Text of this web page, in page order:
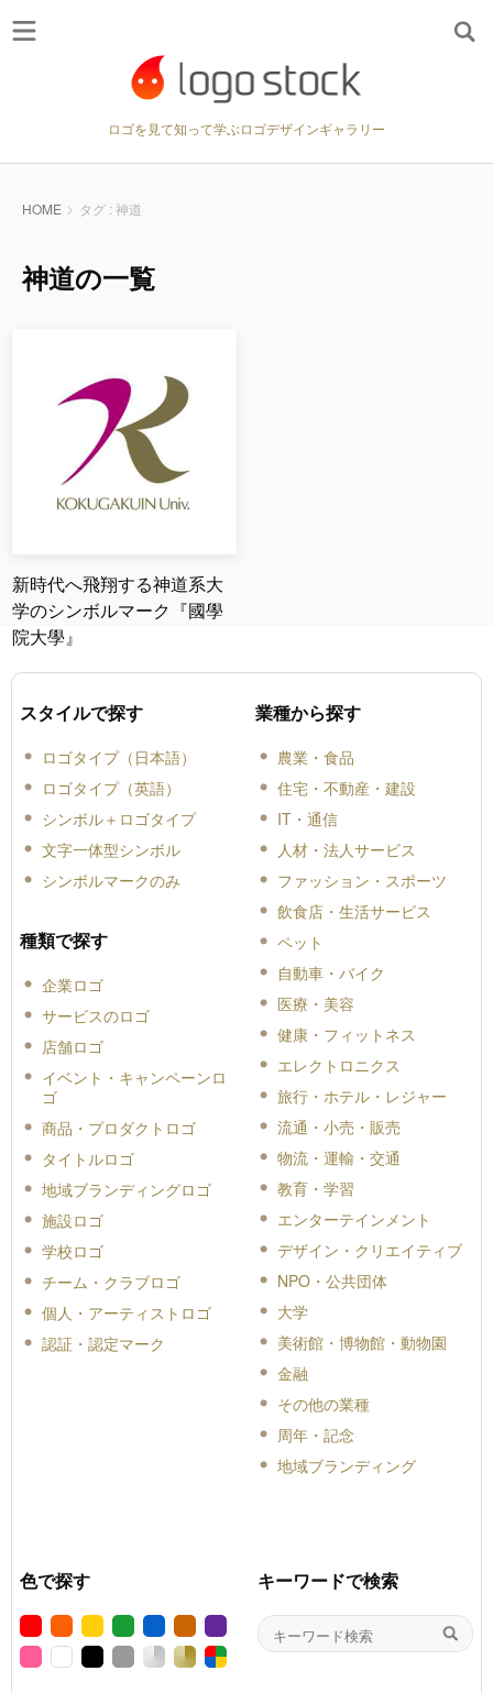
ロゴを見て知って学ぶロゴデザインギャラリー
HOME タグ : 神道
神道の一覧
新時代へ飛翔する神道系大
学のシンボルマーク『國學
院大學』
スタイルで探す
ロゴタイプ（日本語）
ロゴタイプ（英語）
シンボル＋ロゴタイプ
文字一体型シンボル
シンボルマークのみ
種類で探す
企業ロゴ
サービスのロゴ
店舗ロゴ
イベント・キャンペーンロ
ゴ
商品・プロダクトロゴ
タイトルロゴ
地域ブランディングロゴ
施設ロゴ
学校ロゴ
チーム・クラブロゴ
個人・アーティストロゴ
認証・認定マーク
業種から探す
農業・食品
住宅・不動産・建設
IT・通信
人材・法人サービス
ファッション・スポーツ
飲食店・生活サービス
ペット
自動車・バイク
医療・美容
健康・フィットネス
エレクトロニクス
旅行・ホテル・レジャー
流通・小売・販売
物流・運輸・交通
教育・学習
エンターテインメント
デザイン・クリエイティブ
NPO・公共団体
大学
美術館・博物館・動物園
金融
その他の業種
周年・記念
地域ブランディング
色で探す キーワードで検索